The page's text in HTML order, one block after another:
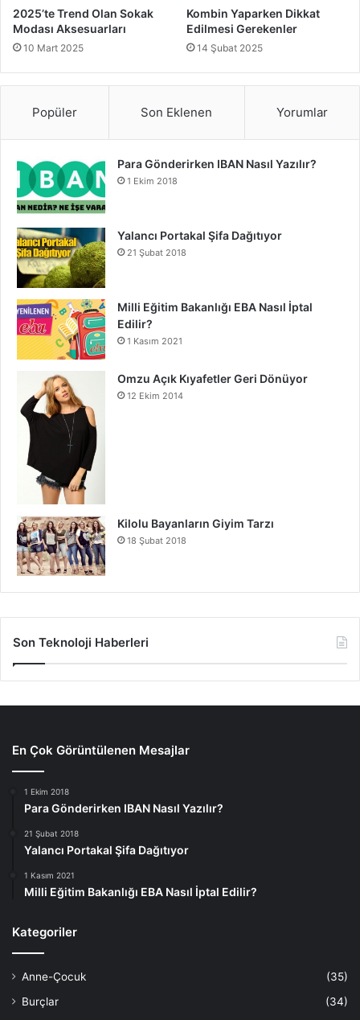
2025’te Trend Olan Sokak
Modası Aksesuarları
10 Mart 2025
Kombin Yaparken Dikkat
Edilmesi Gerekenler
14 Şubat 2025
Popüler Son Eklenen Yorumlar
Para Gönderirken IBAN Nasıl Yazılır?
1 Ekim 2018
Yalancı Portakal Şifa Dağıtıyor
21 Şubat 2018
Milli Eğitim Bakanlığı EBA Nasıl İptal
Edilir?
1 Kasım 2021
Omzu Açık Kıyafetler Geri Dönüyor
12 Ekim 2014
Kilolu Bayanların Giyim Tarzı
18 Şubat 2018
Son Teknoloji Haberleri
En Çok Görüntülenen Mesajlar
1 Ekim 2018
Para Gönderirken IBAN Nasıl Yazılır?
21 Şubat 2018
Yalancı Portakal Şifa Dağıtıyor
1 Kasım 2021
Milli Eğitim Bakanlığı EBA Nasıl İptal Edilir?
Kategoriler
Anne-Çocuk
(35)
Burçlar
(34)